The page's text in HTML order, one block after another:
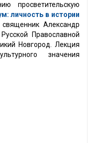
просветительскую
личность в истории
Александр
Православной
Новгород. Лекция
значения